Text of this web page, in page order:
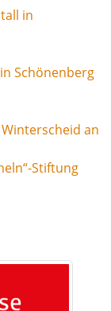
in
Schönenberg
an
Stiftung